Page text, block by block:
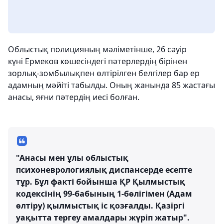
Облыстық полицияның мәліметінше, 26 сәуір
күні Ермеков көшесіндегі пәтерлердің бірінен
зорлық-зомбылықпен өлтірілген белгілер бар ер
адамның мәйіті табылды. Оның жанында 85 жастағы
анасы, яғни пәтердің иесі болған.
"Анасы мен ұлы облыстық
психоневрологиялық диспансерде есепте
тұр. Бұл факті бойынша ҚР Қылмыстық
кодексінің 99-бабының 1-бөлігімен (Адам
өлтіру) қылмыстық іс қозғалды. Қазіргі
уақытта тергеу амалдары жүріп жатыр".